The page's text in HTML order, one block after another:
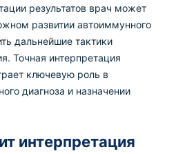
результатов врач может
развитии автоиммунного
дальнейшие тактики
Точная интерпретация
ключевую роль в
диагноза и назначении
интерпретация